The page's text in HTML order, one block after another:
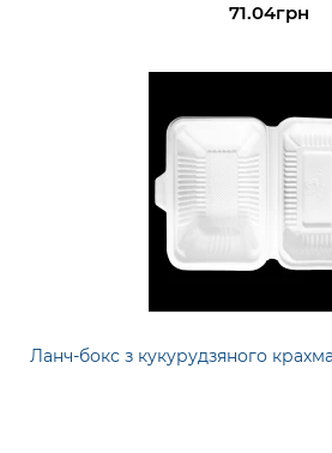
71.04грн
Ланч-бокс з кукурудзяного